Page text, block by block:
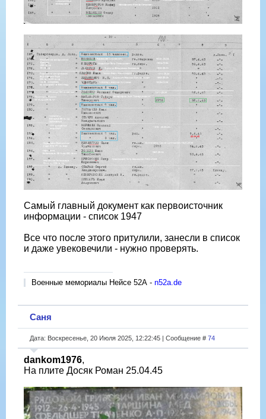
Самый главный документ как первоисточник
информации - список 1947
Все что после этого притулили, занесли в список
и даже увековечили - нужно проверять.
Военные мемориалы Нейсе 52А - n52a.de
Саня
Дата: Воскресенье, 20 Июля 2025, 12:22:45 | Сообщение # 74
dankom1976,
На плите Досяк Роман 25.04.45